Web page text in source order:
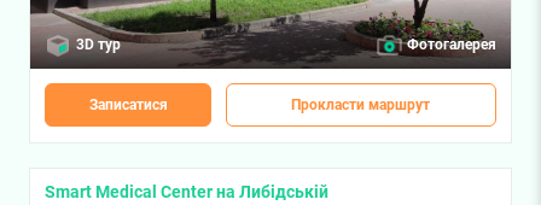
3D тур Фотогалерея
Записатися Прокласти маршрут
Smart Medical Center на Либідській